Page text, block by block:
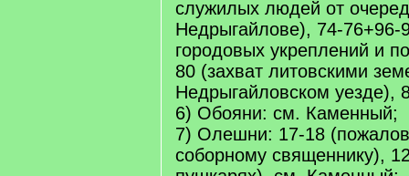
служилых людей от
Недрыгайлове), 74-76+96-
городовых укреплений и
80 (захват литовскими
Недрыгайловском уезде),
6) Обояни: см. Каменный;
7) Олешни: 17-18
соборному священнику),